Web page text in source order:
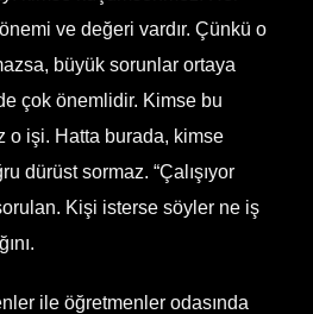
ve değeri vardır. Çünkü o
büyük sorunlar ortaya
çok önemlidir. Kimse bu
o işi. Hatta burada, kimse
dürüst sormaz. “Çalışıyor
Kişi isterse söyler ne iş
ile öğretmenler odasında